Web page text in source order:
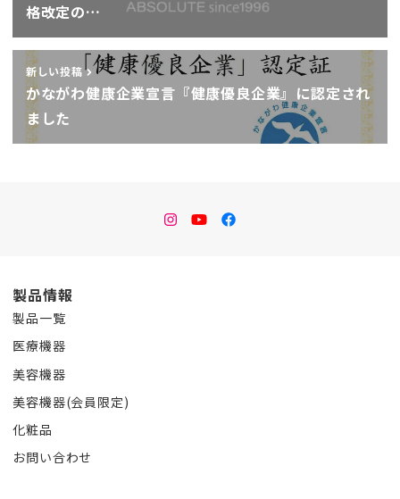
格改定の…
新しい投稿
かながわ健康企業宣言『健康優良企業』に認定され
ました
instagram
Youtubefacebook
製品情報
製品一覧
医療機器
美容機器
美容機器(会員限定)
化粧品
お問い合わせ